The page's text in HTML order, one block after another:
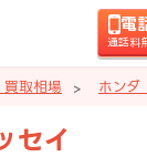
電
通話料
買取相場 ホンダ
セイ